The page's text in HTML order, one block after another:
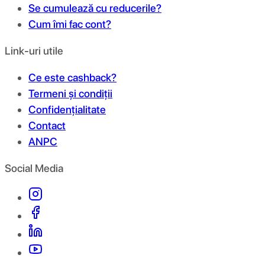
Se cumulează cu reducerile?
Cum îmi fac cont?
Link-uri utile
Ce este cashback?
Termeni și condiții
Confidențialitate
Contact
ANPC
Social Media